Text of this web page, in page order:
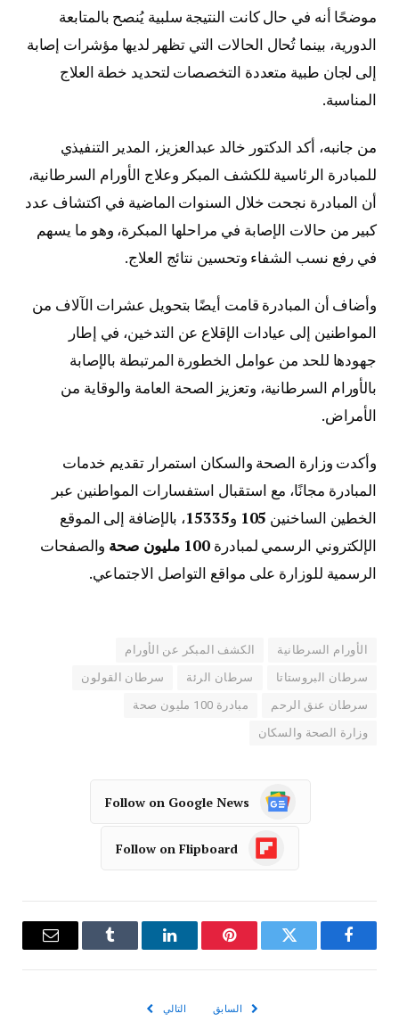
موضحًا أنه في حال كانت النتيجة سلبية يُنصح بالمتابعة
الدورية، بينما تُحال الحالات التي تظهر لديها مؤشرات إصابة
إلى لجان طبية متعددة التخصصات لتحديد خطة العلاج
المناسبة.
من جانبه، أكد الدكتور خالد عبدالعزيز، المدير التنفيذي
للمبادرة الرئاسية للكشف المبكر وعلاج الأورام السرطانية،
أن المبادرة نجحت خلال السنوات الماضية في اكتشاف عدد
كبير من حالات الإصابة في مراحلها المبكرة، وهو ما يسهم
في رفع نسب الشفاء وتحسين نتائج العلاج.
وأضاف أن المبادرة قامت أيضًا بتحويل عشرات الآلاف من
المواطنين إلى عيادات الإقلاع عن التدخين، في إطار
جهودها للحد من عوامل الخطورة المرتبطة بالإصابة
بالأورام السرطانية، وتعزيز الصحة العامة والوقاية من
الأمراض.
وأكدت وزارة الصحة والسكان استمرار تقديم خدمات
المبادرة مجانًا، مع استقبال استفسارات المواطنين عبر
الخطين الساخنين 105 و15335، بالإضافة إلى الموقع
الإلكتروني الرسمي لمبادرة 100 مليون صحة
والصفحات
الرسمية للوزارة على مواقع التواصل الاجتماعي.
الأورام السرطانية الكشف المبكر عن الأورام
سرطان البروستاتا سرطان الرئة سرطان القولون
سرطان عنق الرحم مبادرة 100 مليون صحة
وزارة الصحة والسكان
Follow on Google News
Follow on Flipboard
فيسبوك تويتر بينتيريستلينكدإن Tumblr
البريد
السابق التالي